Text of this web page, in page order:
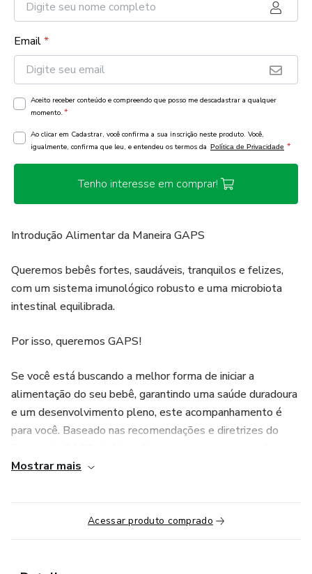
Email*
Aceito receber conteúdo e compreendo que posso me descadastrar a qualquer
momento. *
Ao clicar em Cadastrar, você confirma a sua inscrição neste produto. Você,
igualmente, confirma que leu, e entendeu os termos da Política de Privacidade *
Tenho interesse em comprar!
Introdução Alimentar da Maneira GAPS
Queremos bebês fortes, saudáveis, tranquilos e felizes,
com um sistema imunológico robusto e uma microbiota
intestinal equilibrada.
Por isso, queremos GAPS!
Se você está buscando a melhor forma de iniciar a
alimentação do seu bebê, garantindo uma saúde duradoura
e um desenvolvimento pleno, este acompanhamento é
para você. Baseado nas recomendações e diretrizes do
um passo a passo simples e eficaz, utilizando o “ABC da
A: Alimentação rica em caldos nutritivos e para fortalecer
o intestino do bebê.
Mostrar mais
Acessar produto comprado